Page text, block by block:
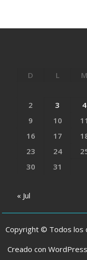
D L M
2
3 4
9
10 11
16
17
23
24
30
31
« Jul
Copyright © Todos los
Creado con WordPress